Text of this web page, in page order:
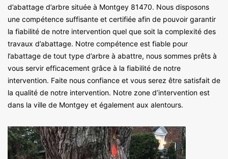
d’abattage d’arbre située à Montgey 81470. Nous disposons
une compétence suffisante et certifiée afin de pouvoir garantir
la fiabilité de notre intervention quel que soit la complexité des
travaux d’abattage. Notre compétence est fiable pour
l’abattage de tout type d’arbre à abattre, nous sommes prêts à
vous servir efficacement grâce à la fiabilité de notre
intervention. Faite nous confiance et vous serez être satisfait de
la qualité de notre intervention. Notre zone d’intervention est
dans la ville de Montgey et également aux alentours.